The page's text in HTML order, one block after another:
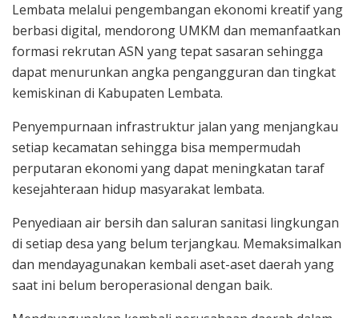
Lembata melalui pengembangan ekonomi kreatif yang
berbasi digital, mendorong UMKM dan memanfaatkan
formasi rekrutan ASN yang tepat sasaran sehingga
dapat menurunkan angka pengangguran dan tingkat
kemiskinan di Kabupaten Lembata.
Penyempurnaan infrastruktur jalan yang menjangkau
setiap kecamatan sehingga bisa mempermudah
perputaran ekonomi yang dapat meningkatan taraf
kesejahteraan hidup masyarakat lembata.
Penyediaan air bersih dan saluran sanitasi lingkungan
di setiap desa yang belum terjangkau. Memaksimalkan
dan mendayagunakan kembali aset-aset daerah yang
saat ini belum beroperasional dengan baik.